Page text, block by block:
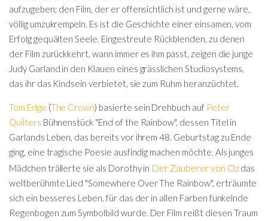
aufzugeben; den Film, der er offensichtlich ist und gerne wäre,
völlig umzukrempeln. Es ist die Geschichte einer einsamen, vom
Erfolg gequälten Seele. Eingestreute Rückblenden, zu denen
der Film zurückkehrt, wann immer es ihm passt, zeigen die junge
Judy Garland in den Klauen eines grässlichen Studiosystems,
das ihr das Kindsein verbietet, sie zum Ruhm heranzüchtet.
Tom Edge (The Crown) basierte sein Drehbuch auf Peter
Quilters Bühnenstück "End of the Rainbow", dessen Titel in
Garlands Leben, das bereits vor ihrem 48. Geburtstag zu Ende
ging, eine tragische Poesie ausfindig machen möchte. Als junges
Mädchen trällerte sie als Dorothy in Der Zauberer von Ozdas
weltberühmte Lied "Somewhere Over The Rainbow", erträumte
sich ein besseres Leben, für das der in allen Farben funkelnde
Regenbogen zum Symbolbild wurde. Der Film reißt diesen Traum